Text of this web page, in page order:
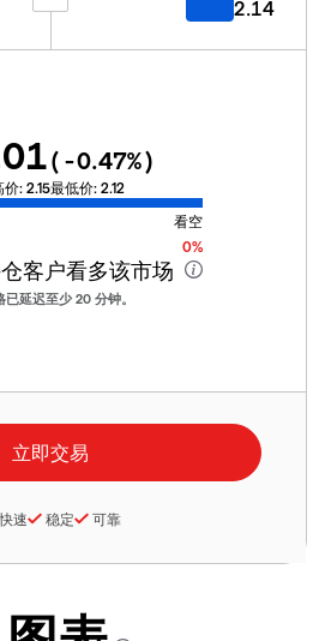
2.14
( -0.47%)
价: 2.15最低价: 2.12
看空
0%
客户看多该市场
已延迟至少 20 分钟。
速 稳定 可靠